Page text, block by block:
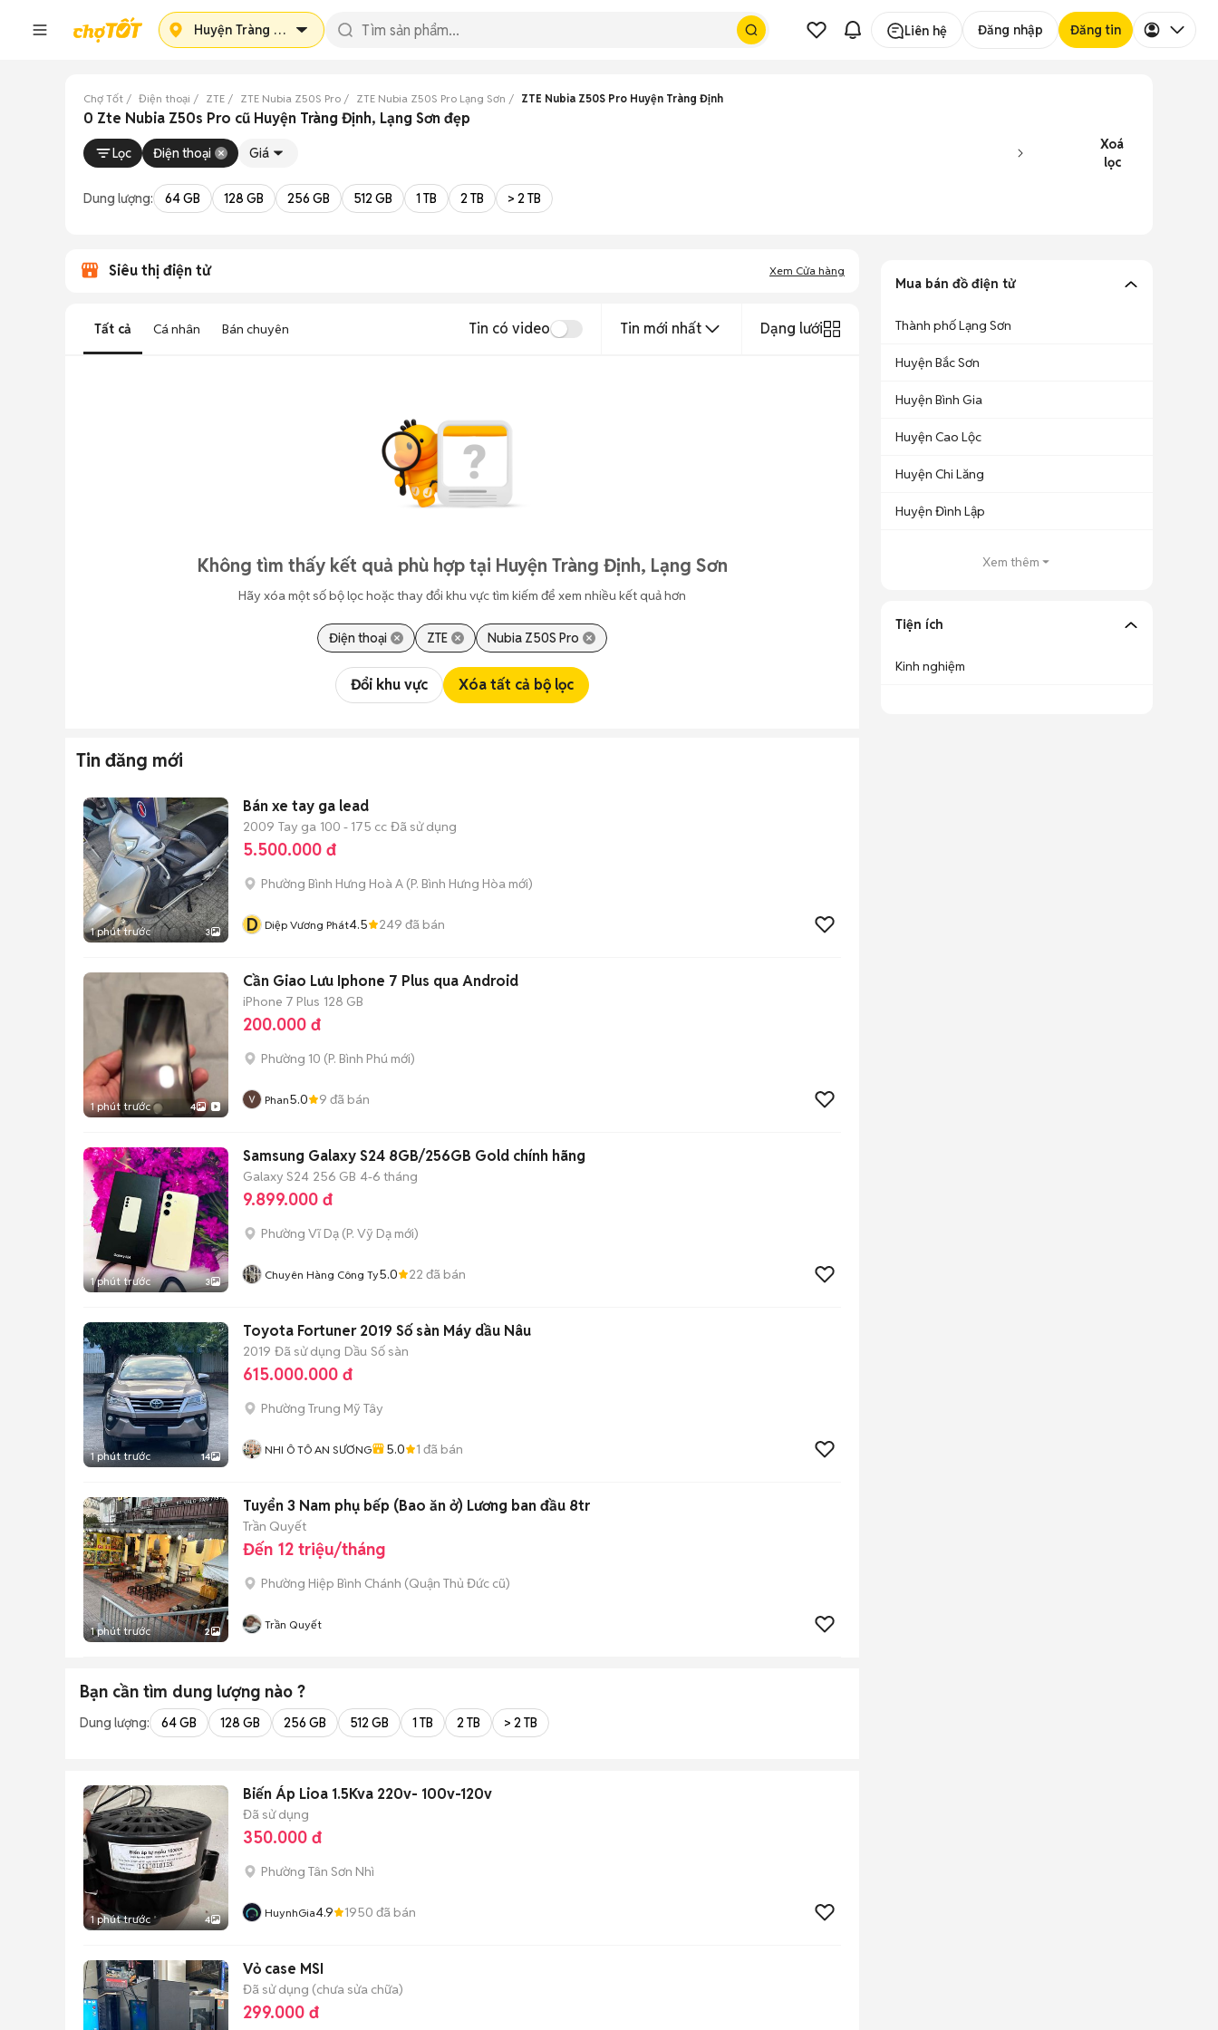
Huyện Tràng Định Liên hệ Đăng nhập Đăng tin
Chợ Tốt Điện thoại ZTE ZTE Nubia Z50S Pro ZTE Nubia Z50S Pro Lạng Sơn ZTE Nubia Z50S Pro Huyện Tràng Định
0 Zte Nubia Z50s Pro cũ Huyện Tràng Định, Lạng Sơn đẹp
Lọc Điện thoại Giá
Xoá
lọc
Dung lượng: 64 GB 128 GB 256 GB 512 GB 1 TB 2 TB > 2 TB
Siêu thị điện tử Xem Cửa hàng
Tất cả Cá nhân Bán chuyên Tin có video Tin mới nhất Dạng lưới
Không tìm thấy kết quả phù hợp tại Huyện Tràng Định, Lạng Sơn
Hãy xóa một số bộ lọc hoặc thay đổi khu vực tìm kiếm để xem nhiều kết quả hơn
Điện thoại ZTE Nubia Z50S Pro
Đổi khu vực Xóa tất cả bộ lọc
Tin đăng mới
1 phút trước 3
Bán xe tay ga lead
2009 Tay ga 100 - 175 cc Đã sử dụng
5.500.000 đ
Phường Bình Hưng Hoà A (P. Bình Hưng Hòa mới)
D Diệp Vương Phát4.5 249 đã bán
1 phút trước 4
Cần Giao Lưu Iphone 7 Plus qua Android
iPhone 7 Plus 128 GB
200.000 đ
Phường 10 (P. Bình Phú mới)
Phan5.0 9 đã bán
1 phút trước 3
Samsung Galaxy S24 8GB/256GB Gold chính hãng
Galaxy S24 256 GB 4-6 tháng
9.899.000 đ
Phường Vĩ Dạ (P. Vỹ Dạ mới)
Chuyên Hàng Công Ty5.0 22 đã bán
1 phút trước 14
Toyota Fortuner 2019 Số sàn Máy dầu Nâu
2019 Đã sử dụng Dầu Số sàn
615.000.000 đ
Phường Trung Mỹ Tây
NHI Ô TÔ AN SƯƠNG 5.0 1 đã bán
1 phút trước 2
Tuyển 3 Nam phụ bếp (Bao ăn ở) Lương ban đầu 8tr
Trần Quyết
Đến 12 triệu/tháng
Phường Hiệp Bình Chánh (Quận Thủ Đức cũ)
Trần Quyết
Bạn cần tìm dung lượng nào ?
Dung lượng: 64 GB 128 GB 256 GB 512 GB 1 TB 2 TB > 2 TB
1 phút trước 4
Biến Áp Lioa 1.5Kva 220v- 100v-120v
Đã sử dụng
350.000 đ
Phường Tân Sơn Nhì
HuynhGia4.9 1950 đã bán
Vỏ case MSI
Đã sử dụng (chưa sửa chữa)
299.000 đ
Mua bán đồ điện tử
Thành phố Lạng Sơn
Huyện Bắc Sơn
Huyện Bình Gia
Huyện Cao Lộc
Huyện Chi Lăng
Huyện Đình Lập
Xem thêm
Tiện ích
Kinh nghiệm